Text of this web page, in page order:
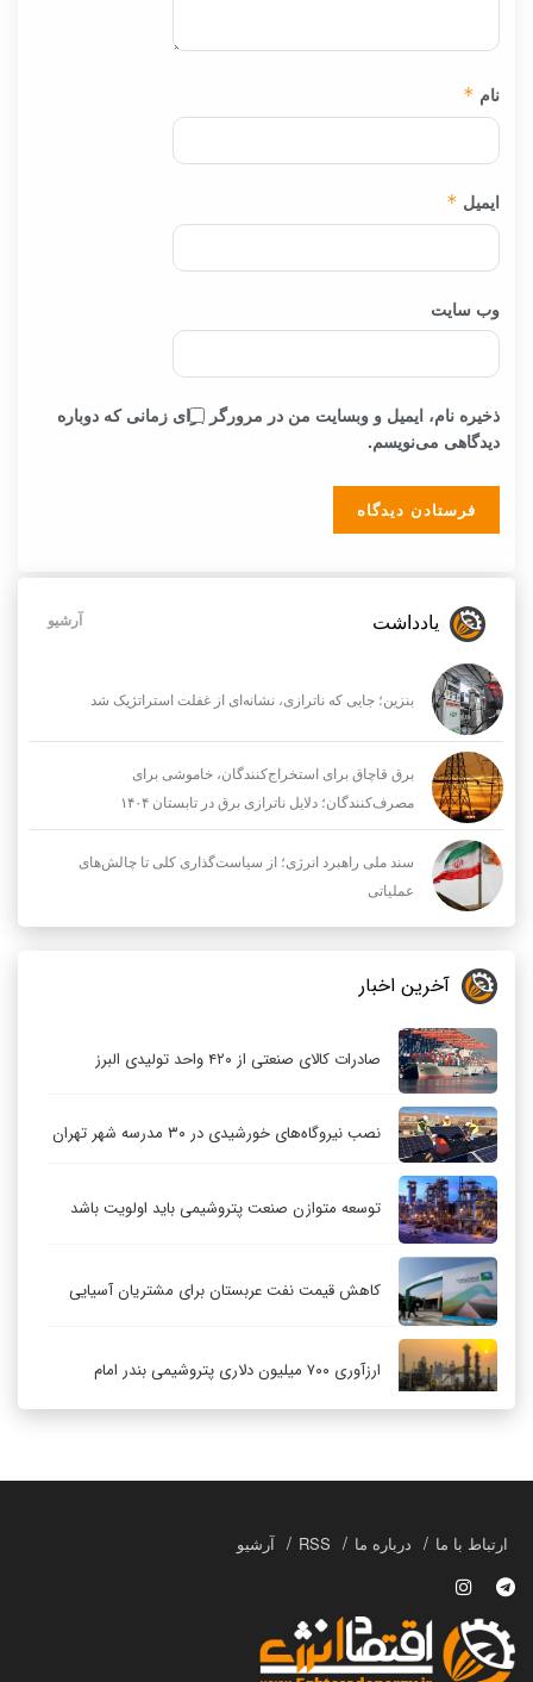
نام *
ایمیل *
وب‌ سایت
ذخیره نام، ایمیل و وبسایت من در مرورگر برای زمانی که دوباره
دیدگاهی می‌نویسم.
یادداشت آرشیو
بنزین؛ جایی که ناترازی، نشانه‌ای از غفلت استراتژیک شد
برق قاچاق برای استخراج‌کنندگان، خاموشی برای
مصرف‌کنندگان؛ دلایل ناترازی برق در تابستان ۱۴۰۴
سند ملی راهبرد انرژی؛ از سیاست‌گذاری کلی تا چالش‌های
عملیاتی
آخرین اخبار
صادرات کالای صنعتی از ۴۲۰ واحد تولیدی البرز
نصب نیروگاه‌های خورشیدی در ۳۰ مدرسه شهر تهران
توسعه متوازن صنعت پتروشیمی باید اولویت باشد
کاهش قیمت نفت عربستان برای مشتریان آسیایی
ارزآوری ۷۰۰ میلیون دلاری پتروشیمی بندر امام
چگونه انتخاب صحیح لوله‌ها باعث دوام سیستم‌های
ارتباط با ما درباره ما RSS آرشیو